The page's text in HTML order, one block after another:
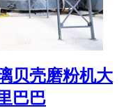
贝壳磨粉机大
巴巴